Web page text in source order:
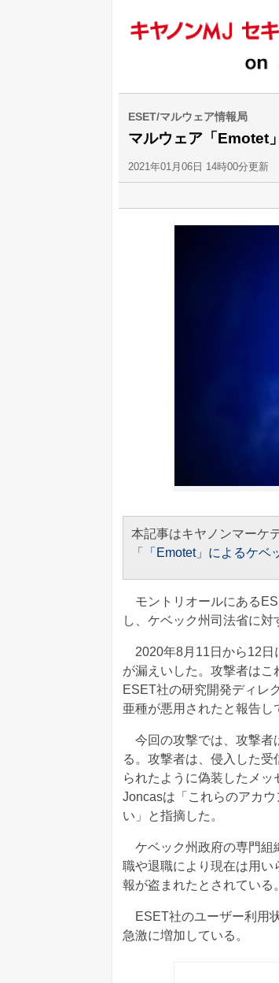
ESET/マルウェア情報局
マルウェア「Emotet
2021年01月06日 14時00分更新
本記事はキヤノンマーケ
「
「Emotet」によるケ
モントリオールにある
し、ケベック州司法省に対
2020年8月11日から12日
が漏えいした。攻撃者はこ
ESET社の研究開発ディレ
亜種が悪用されたと報告し
今回の攻撃では、攻撃者
る。攻撃者は、侵入した
られたように偽装したメ
Joncasは「これらのアカ
い」と指摘した。
ケベック州政府の専門組
職や退職により現在は用
報が盗まれたとされている。
ESET社のユーザー利用
急激に増加している。